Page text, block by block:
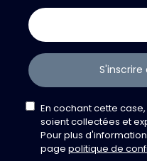
En cochant cette
soient collectées et
Pour plus
page politique de